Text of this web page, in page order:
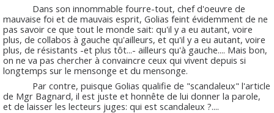
Dans son innommable fourre-tout, chef d'oeuvre de
mauvaise foi et de mauvais esprit, Golias feint évidemment de ne
pas savoir ce que tout le monde sait: qu'il y a eu autant, voire
plus, de collabos à gauche qu'ailleurs, et qu'il y a eu autant, voire
plus, de résistants -et plus tôt...- ailleurs qu'à gauche.... Mais bon,
on ne va pas chercher à convaincre ceux qui vivent depuis si
longtemps sur le mensonge et du mensonge.
Par contre, puisque Golias qualifie de "scandaleux" l'article
de Mgr Bagnard, il est juste et honnête de lui donner la parole,
et de laisser les lecteurs juges: qui est scandaleux ?....